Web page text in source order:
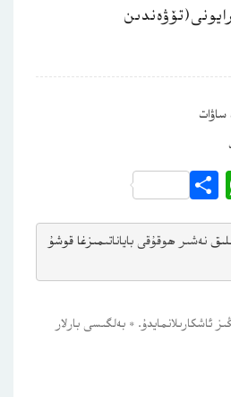
ساۋات
WhatsApp
Share
نەشىر ھوقۇقى باياناتىمىزغا قوشۇ
ئاشكارىلانمايدۇ. * بەلگىسى بارلار